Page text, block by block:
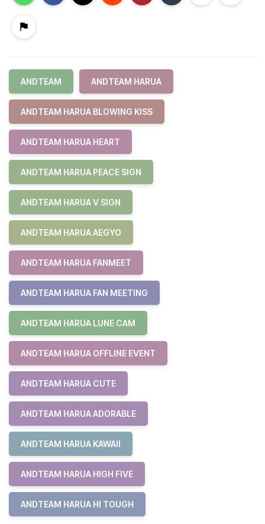
ANDTEAM ANDTEAM HARUA
ANDTEAM HARUA BLOWING KISS
ANDTEAM HARUA HEART
ANDTEAM HARUA PEACE SIGN
ANDTEAM HARUA V SIGN
ANDTEAM HARUA AEGYO
ANDTEAM HARUA FANMEET
ANDTEAM HARUA FAN MEETING
ANDTEAM HARUA LUNE CAM
ANDTEAM HARUA OFFLINE EVENT
ANDTEAM HARUA CUTE
ANDTEAM HARUA ADORABLE
ANDTEAM HARUA KAWAII
ANDTEAM HARUA HIGH FIVE
ANDTEAM HARUA HI TOUGH